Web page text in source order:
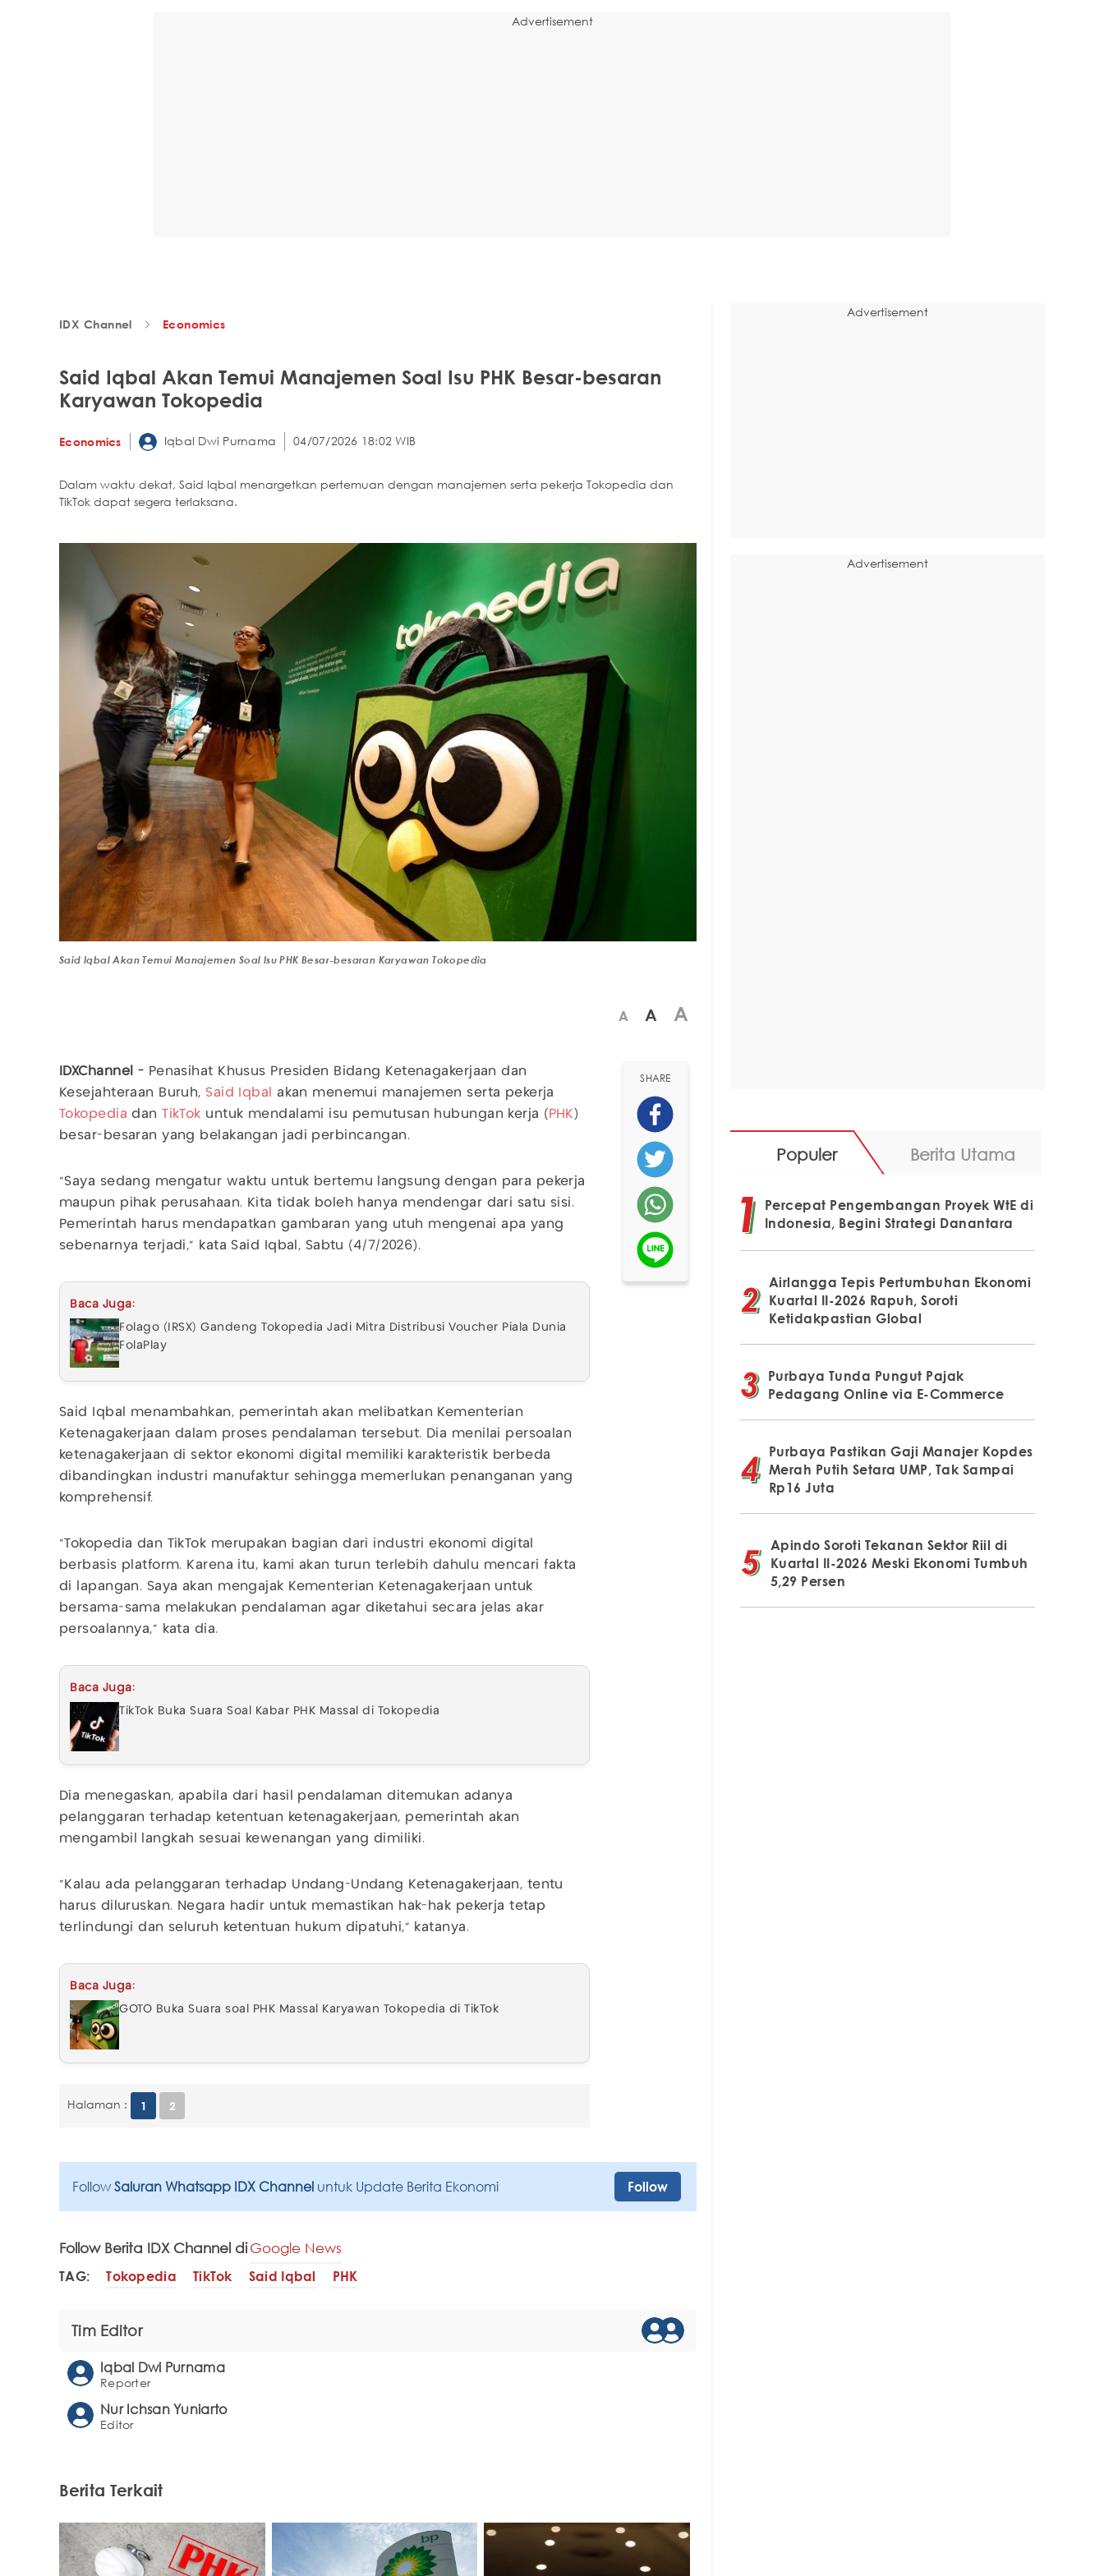
Advertisement
IDX Channel Economics
Said Iqbal Akan Temui Manajemen Soal Isu PHK Besar-besaran
Karyawan Tokopedia
Economics Iqbal Dwi Purnama 04/07/2026 18:02 WIB
Dalam waktu dekat, Said Iqbal menargetkan pertemuan dengan manajemen serta pekerja Tokopedia dan
TikTok dapat segera terlaksana.
Said Iqbal Akan Temui Manajemen Soal Isu PHK Besar-besaran Karyawan Tokopedia
A A A
IDXChannel - Penasihat Khusus Presiden Bidang Ketenagakerjaan dan
Kesejahteraan Buruh, Said Iqbal
akan menemui manajemen serta pekerja
Tokopedia dan TikTok untuk mendalami isu pemutusan hubungan kerja ( PHK )
besar-besaran yang belakangan jadi perbincangan.
"Saya sedang mengatur waktu untuk bertemu langsung dengan para pekerja
maupun pihak perusahaan. Kita tidak boleh hanya mendengar dari satu sisi.
Pemerintah harus mendapatkan gambaran yang utuh mengenai apa yang
sebenarnya terjadi," kata Said Iqbal, Sabtu (4/7/2026).
Baca Juga:
Folago (IRSX) Gandeng Tokopedia Jadi Mitra Distribusi Voucher Piala Dunia
FolaPlay
Said Iqbal menambahkan, pemerintah akan melibatkan Kementerian
Ketenagakerjaan dalam proses pendalaman tersebut. Dia menilai persoalan
ketenagakerjaan di sektor ekonomi digital memiliki karakteristik berbeda
dibandingkan industri manufaktur sehingga memerlukan penanganan yang
komprehensif.
"Tokopedia dan TikTok merupakan bagian dari industri ekonomi digital
berbasis platform. Karena itu, kami akan turun terlebih dahulu mencari fakta
di lapangan. Saya akan mengajak Kementerian Ketenagakerjaan untuk
bersama-sama melakukan pendalaman agar diketahui secara jelas akar
persoalannya," kata dia.
Baca Juga:
TikTok Buka Suara Soal Kabar PHK Massal di Tokopedia
Dia menegaskan, apabila dari hasil pendalaman ditemukan adanya
pelanggaran terhadap ketentuan ketenagakerjaan, pemerintah akan
mengambil langkah sesuai kewenangan yang dimiliki.
"Kalau ada pelanggaran terhadap Undang-Undang Ketenagakerjaan, tentu
harus diluruskan. Negara hadir untuk memastikan hak-hak pekerja tetap
terlindungi dan seluruh ketentuan hukum dipatuhi," katanya.
Baca Juga:
GOTO Buka Suara soal PHK Massal Karyawan Tokopedia di TikTok
Halaman : 1 2
SHARE
Follow Saluran Whatsapp IDX Channel untuk Update Berita Ekonomi Follow
Follow Berita IDX Channel diGoogle News
TAG: Tokopedia TikTok Said Iqbal PHK
Tim Editor
Iqbal Dwi Purnama
Reporter
Nur Ichsan Yuniarto
Editor
Berita Terkait
Advertisement
Advertisement
Populer Berita Utama
Percepat Pengembangan Proyek WtE di
Indonesia, Begini Strategi Danantara
Airlangga Tepis Pertumbuhan Ekonomi
Kuartal II-2026 Rapuh, Soroti
Ketidakpastian Global
Purbaya Tunda Pungut Pajak
Pedagang Online via E-Commerce
Purbaya Pastikan Gaji Manajer Kopdes
Merah Putih Setara UMP, Tak Sampai
Rp16 Juta
Apindo Soroti Tekanan Sektor Riil di
Kuartal II-2026 Meski Ekonomi Tumbuh
5,29 Persen